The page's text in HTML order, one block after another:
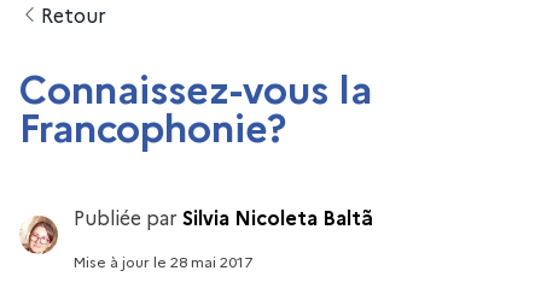
Retour
Connaissez-vous la
Francophonie?
Publiée parSilvia Nicoleta Baltã
Mise à jourle 28 mai 2017